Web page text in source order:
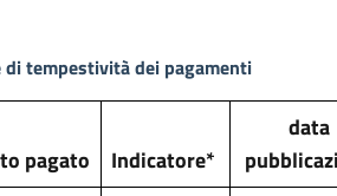
tempestività dei pagamenti
pagato Indicatore*
data